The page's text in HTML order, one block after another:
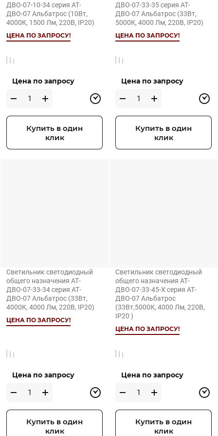
ДВО-07-10-34 серия АТ-
ДВО-07 Альбатрос (10Вт,
4000К, 1500 Лм, 220В, IP20)
ЦЕНА ПО ЗАПРОСУ!
Цена по запросу
Купить в один
клик
ДВО-07-33-35 серия АТ-
ДВО-07 Альбатрос (33Вт,
5000К, 4000 Лм, 220В, IP20)
ЦЕНА ПО ЗАПРОСУ!
Цена по запросу
Купить в один
клик
Светильник светодиодный
общего назначения АТ-
ДВО-07-33-34 серия АТ-
ДВО-07 Альбатрос (33Вт,
4000К, 4000 Лм, 220В, IP20)
ЦЕНА ПО ЗАПРОСУ!
Цена по запросу
Купить в один
клик
Светильник светодиодный
общего назначения АТ-
ДВО-07-33-45-Х серия АТ-
ДВО-07 Альбатрос
(33Вт,5000К, 4000 Лм, 220В,
IP20 )
ЦЕНА ПО ЗАПРОСУ!
Цена по запросу
Купить в один
клик